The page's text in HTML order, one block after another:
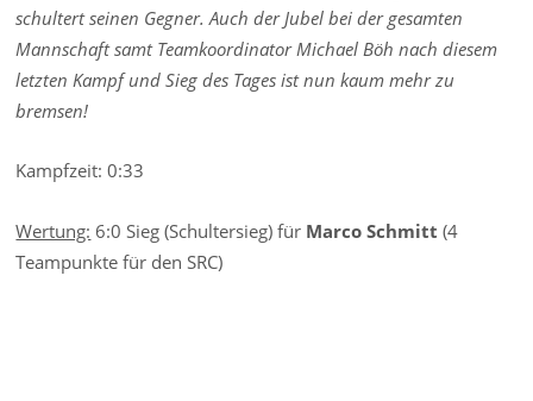
schultert seinen Gegner. Auch der Jubel bei der gesamten
Mannschaft samt Teamkoordinator Michael Böh nach diesem
letzten Kampf und Sieg des Tages ist nun kaum mehr zu
bremsen!
Kampfzeit: 0:33
Wertung: 6:0 Sieg (Schultersieg) für Marco Schmitt (4
Teampunkte für den SRC)